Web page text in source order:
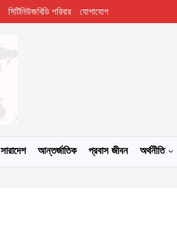
সিটিনিউজবিডি পরিবার যোগাযোগ
সারাদেশ আন্তর্জাতিক প্রবাস জীবন অর্থনীতি